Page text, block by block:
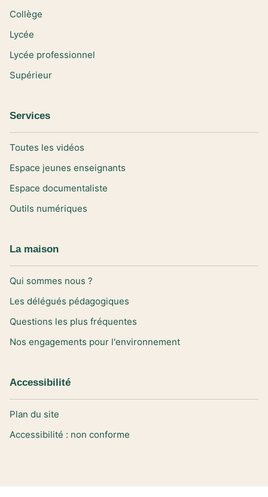
Collège
Lycée
Lycée professionnel
Supérieur
Services
Toutes les vidéos
Espace jeunes enseignants
Espace documentaliste
Outils numériques
La maison
Qui sommes nous ?
Les délégués pédagogiques
Questions les plus fréquentes
Nos engagements pour l'environnement
Accessibilité
Plan du site
Accessibilité : non conforme